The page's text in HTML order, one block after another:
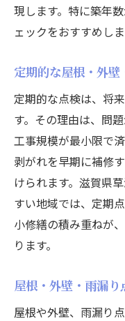
現します。特に築年
ェックをおすすめしま
定期的な屋根・外
定期的な点検は、将
す。その理由は、問
工事規模が最小限で
剥がれを早期に補修
けられます。滋賀県
すい地域では、定期
小修繕の積み重ねが
ります。
屋根・外壁・雨漏
屋根や外壁、雨漏り